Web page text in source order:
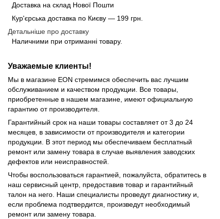
Доставка на склад Нової Пошти
Кур'єрська доставка по Києву — 199 грн.
Детальніше про доставку
Наличними при отриманні товару.
Уважаемые клиенты!
Мы в магазине EON стремимся обеспечить вас лучшим
обслуживанием и качеством продукции. Все товары,
приобретенные в нашем магазине, имеют официальную
гарантию от производителя.
Гарантийный срок на наши товары составляет от 3 до 24
месяцев, в зависимости от производителя и категории
продукции. В этот период мы обеспечиваем бесплатный
ремонт или замену товара в случае выявления заводских
дефектов или неисправностей.
Чтобы воспользоваться гарантией, пожалуйста, обратитесь в
наш сервисный центр, предоставив товар и гарантийный
талон на него. Наши специалисты проведут диагностику и,
если проблема подтвердится, произведут необходимый
ремонт или замену товара.